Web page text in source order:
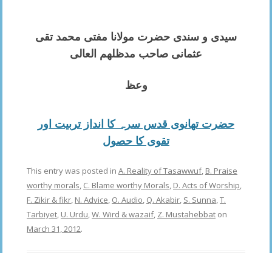
سیدی و سندی حضرت مولانا مفتی محمد تقی
عثمانی صاحب مدظلھم العالی
وعظ
حضرت تھانوی قدس سرہ کا انداز تربیت اور
تقوی کا حصول
This entry was posted in A. Reality of Tasawwuf, B. Praise
worthy morals, C. Blame worthy Morals, D. Acts of Worship,
F. Zikir & fikr, N. Advice, O. Audio, Q. Akabir, S. Sunna,T.
Tarbiyet, U. Urdu,W. Wird & wazaif, Z. Mustahebbat on
March 31, 2012.